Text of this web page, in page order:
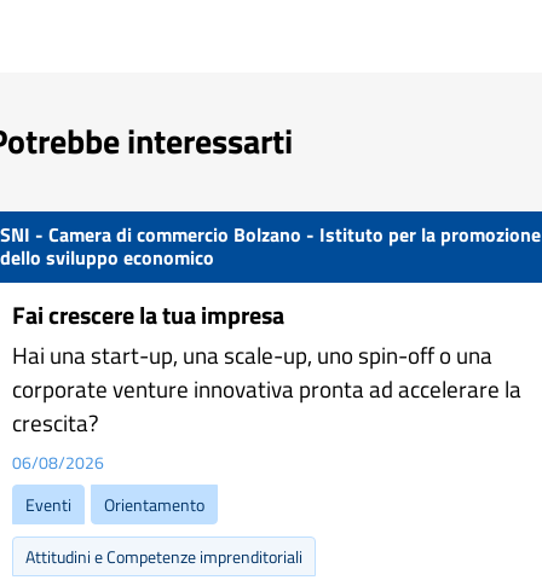
interessarti
SNI - Camera di commercio Bolzano - Istituto per la promozione
dello sviluppo economico
Fai crescere la tua impresa
Hai una start-up, una scale-up, uno spin-off o una
corporate venture innovativa pronta ad accelerare la
crescita?
06/08/2026
Eventi
Orientamento
Attitudini e Competenze imprenditoriali